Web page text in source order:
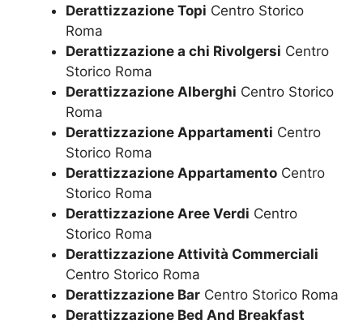
Derattizzazione Topi Centro Storico
Roma
Derattizzazione a chi Rivolgersi Centro
Storico Roma
Derattizzazione Alberghi Centro Storico
Roma
Derattizzazione Appartamenti Centro
Storico Roma
Derattizzazione Appartamento Centro
Storico Roma
Derattizzazione Aree Verdi Centro
Storico Roma
Derattizzazione Attività Commerciali
Centro Storico Roma
Derattizzazione Bar Centro Storico Roma
Derattizzazione Bed And Breakfast